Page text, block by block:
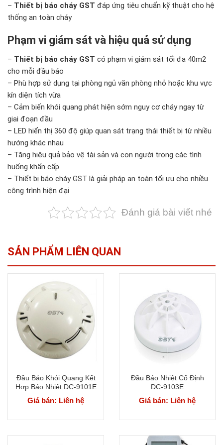
– Thiết bị báo cháy GST đáp ứng tiêu chuẩn kỹ thuật cho hệ
thống an toàn cháy
Phạm vi giám sát và hiệu quả sử dụng
– Thiết bị báo cháy GST có phạm vi giám sát tối đa 40m2
cho mỗi đầu báo
– Phù hợp sử dụng tại phòng ngủ văn phòng nhỏ hoặc khu vực
kín diện tích vừa
– Cảm biến khói quang phát hiện sớm nguy cơ cháy ngay từ
giai đoạn đầu
– LED hiển thị 360 độ giúp quan sát trạng thái thiết bị từ nhiều
hướng khác nhau
– Tăng hiệu quả bảo vệ tài sản và con người trong các tình
huống khẩn cấp
– Thiết bị báo cháy GST là giải pháp an toàn tối ưu cho nhiều
công trình hiện đại
Đánh giá bài viết nhé
SẢN PHẨM LIÊN QUAN
Đầu Báo Khói Quang Kết
Hợp Báo Nhiệt DC-9101E
Giá bán: Liên hệ
Đầu Báo Nhiệt Cố Định
DC-9103E
Giá bán: Liên hệ